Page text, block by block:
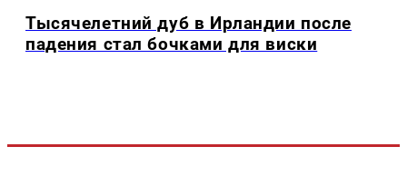
Тысячелетний дуб в Ирландии после
падения стал бочками для виски